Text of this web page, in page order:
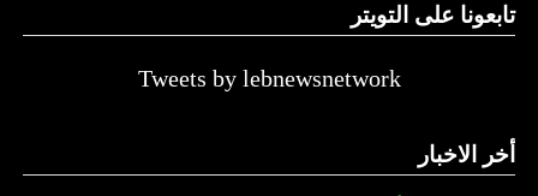
تابعونا على التويتر
Tweets by lebnewsnetwork
أخر الاخبار